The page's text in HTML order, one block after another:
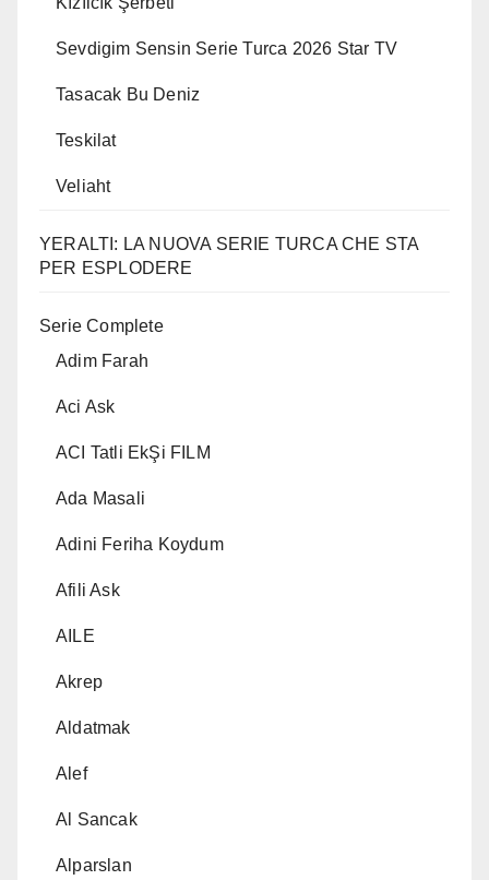
Sevdigim Sensin Serie Turca 2026 Star TV
Tasacak Bu Deniz
Teskilat
Veliaht
YERALTI: LA NUOVA SERIE TURCA CHE STA
PER ESPLODERE
Serie Complete
Adim Farah
Aci Ask
ACI Tatli EkŞi FILM
Ada Masali
Adini Feriha Koydum
Afili Ask
AILE
Akrep
Aldatmak
Alef
Al Sancak
Alparslan